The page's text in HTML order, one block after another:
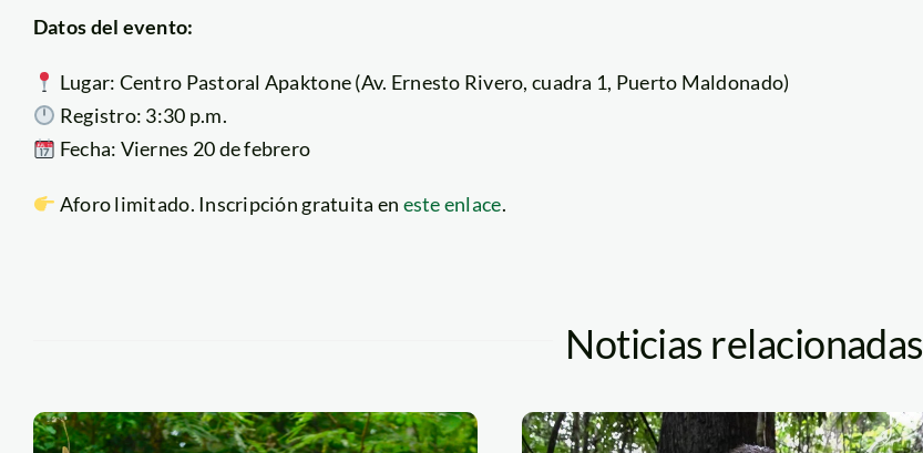
Datos del evento:
Lugar: Centro Pastoral Apaktone (Av. Ernesto Rivero, cuadra 1, Puerto Maldonado)
Registro: 3:30 p.m.
Fecha: Viernes 20 de febrero
Aforo limitado. Inscripción gratuita en este enlace.
Noticias relacionadas